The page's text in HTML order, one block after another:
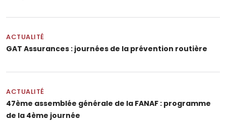
ACTUALITÉ
GAT Assurances : journées de la prévention routière
ACTUALITÉ
47ème assemblée générale de la FANAF : programme
de la 4ème journée